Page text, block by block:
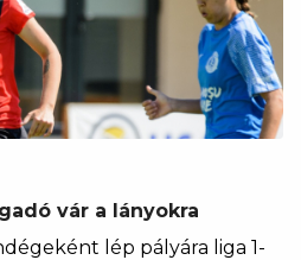
vár a lányokra
lép pályára liga 1-